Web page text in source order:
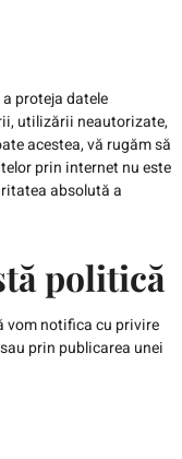
proteja datele
utilizării neautorizate,
acestea, vă rugăm să
prin internet nu este
absolută a
politică
vom notifica cu privire
prin publicarea unei